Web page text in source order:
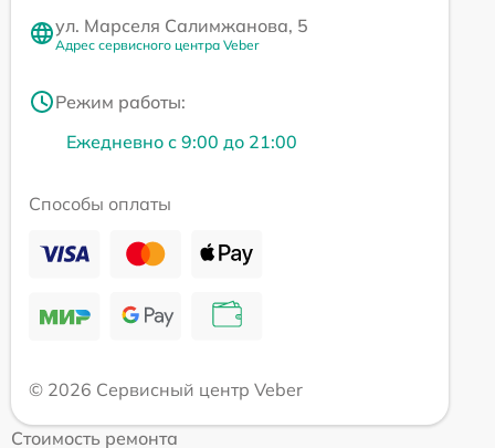
ул. Марселя Салимжанова, 5
Адрес сервисного центра Veber
Режим работы:
Ежедневно с 9:00 до 21:00
Способы оплаты
© 2026 Сервисный центр Veber
Стоимость ремонта